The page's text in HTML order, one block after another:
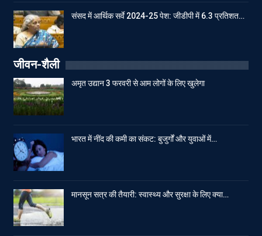
संसद में आर्थिक सर्वे 2024-25 पेश: जीडीपी में 6.3 प्रतिशत…
जीवन-शैली
अमृत उद्यान 3 फरवरी से आम लोगों के लिए खुलेगा
भारत में नींद की कमी का संकट: बुजुर्गों और युवाओं में…
मानसून सत्र की तैयारी: स्वास्थ्य और सुरक्षा के लिए क्या…